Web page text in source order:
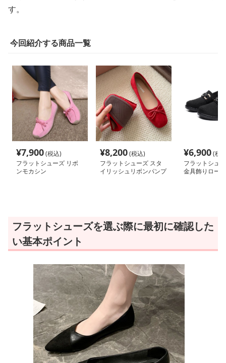
す。
今回紹介する商品一覧
¥7,900(税込)
フラットシューズ リボ
ンモカシン
¥8,200(税込)
フラットシューズ スタ
イリッシュリボンパンプ
¥6,900(税
フラットシュ
金具飾りロー
フラットシューズを選ぶ際に最初に確認した
い基本ポイント